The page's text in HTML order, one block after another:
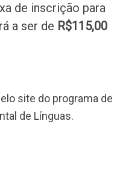
de inscrição para
a ser de R$115,00
site do programa de
de Línguas.